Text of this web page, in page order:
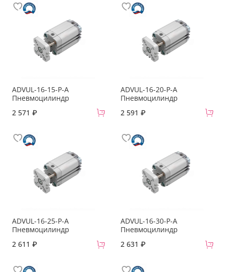
ADVUL-16-15-P-A
Пневмоцилиндр
2 571 ₽
ADVUL-16-20-P-A
Пневмоцилиндр
2 591 ₽
ADVUL-16-25-P-A
Пневмоцилиндр
2 611 ₽
ADVUL-16-30-P-A
Пневмоцилиндр
2 631 ₽